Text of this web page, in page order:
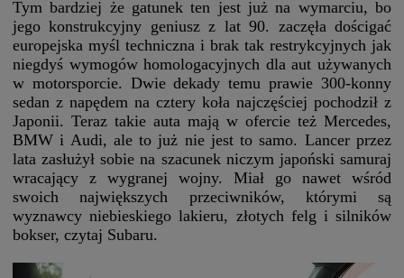
Tym bardziej że gatunek ten jest już na wymarciu, bo
jego konstrukcyjny geniusz z lat 90. zaczęła dościgać
europejska myśl techniczna i brak tak restrykcyjnych jak
niegdyś wymogów homologacyjnych dla aut używanych
w motorsporcie. Dwie dekady temu prawie 300-konny
sedan z napędem na cztery koła najczęściej pochodził z
Japonii. Teraz takie auta mają w ofercie też Mercedes,
BMW i Audi, ale to już nie jest to samo. Lancer przez
lata zasłużył sobie na szacunek niczym japoński samuraj
wracający z wygranej wojny. Miał go nawet wśród
swoich największych przeciwników, którymi są
wyznawcy niebieskiego lakieru, złotych felg i silników
bokser, czytaj Subaru.